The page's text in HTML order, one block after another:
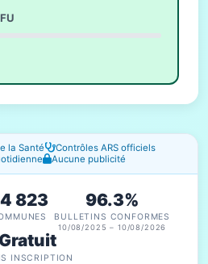
la Santé
Contrôles ARS officiels
Aucune publicité
823 96.3%
BULLETINS CONFORMES
10/08/2025 – 10/08/2026
Gratuit
INSCRIPTION